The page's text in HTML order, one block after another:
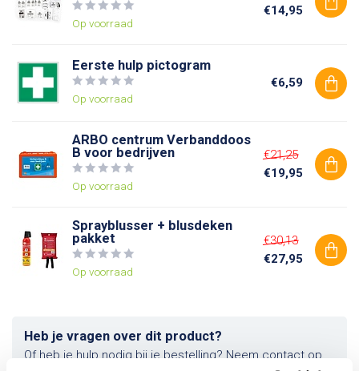
Op voorraad
€14,95
Eerste hulp pictogram
Op voorraad
€6,59
ARBO centrum Verbanddoos
B voor bedrijven
Op voorraad
€21,25
€19,95
Sprayblusser + blusdeken
pakket
Op voorraad
€30,13
€27,95
Heb je vragen over dit product?
Of heb je hulp nodig bij je bestelling? Neem contact op